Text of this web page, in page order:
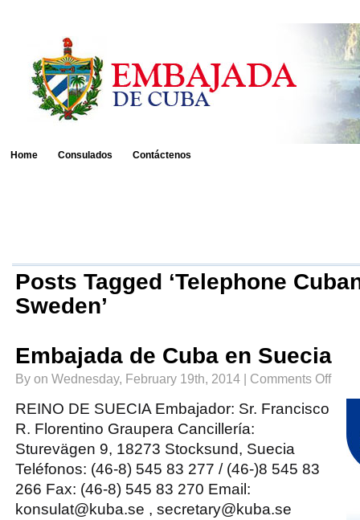
Home Consulados Contáctenos
Posts Tagged ‘Telephone
Sweden’
Embajada de Cuba en Suecia
By on Wednesday, February 19th, 2014 | Comments Offon
REINO DE SUECIA Embajador: Sr. Francisco
R. Florentino Graupera Cancillería:
Sturevägen 9, 18273 Stocksund, Suecia
Teléfonos: (46-8) 545 83 277 / (46-)8 545 83
266 Fax: (46-8) 545 83 270 Email:
konsulat@kuba.se , secretary@kuba.se